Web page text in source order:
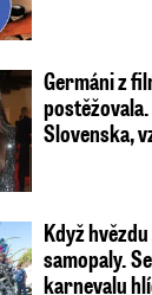
Germáni z
Slovenska,
Když
samopaly.
karnevalu